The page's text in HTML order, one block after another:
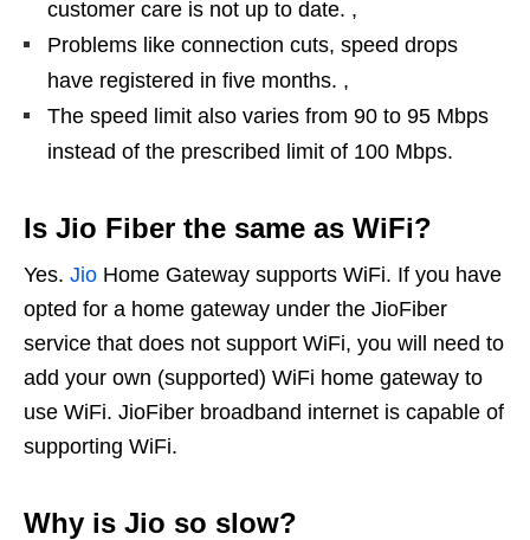
customer care is not up to date. ,
Problems like connection cuts, speed drops
have registered in five months. ,
The speed limit also varies from 90 to 95 Mbps
instead of the prescribed limit of 100 Mbps.
Is Jio Fiber the same as WiFi?
Yes. Jio Home Gateway supports WiFi. If you have
opted for a home gateway under the JioFiber
service that does not support WiFi, you will need to
add your own (supported) WiFi home gateway to
use WiFi. JioFiber broadband internet is capable of
supporting WiFi.
Why is Jio so slow?